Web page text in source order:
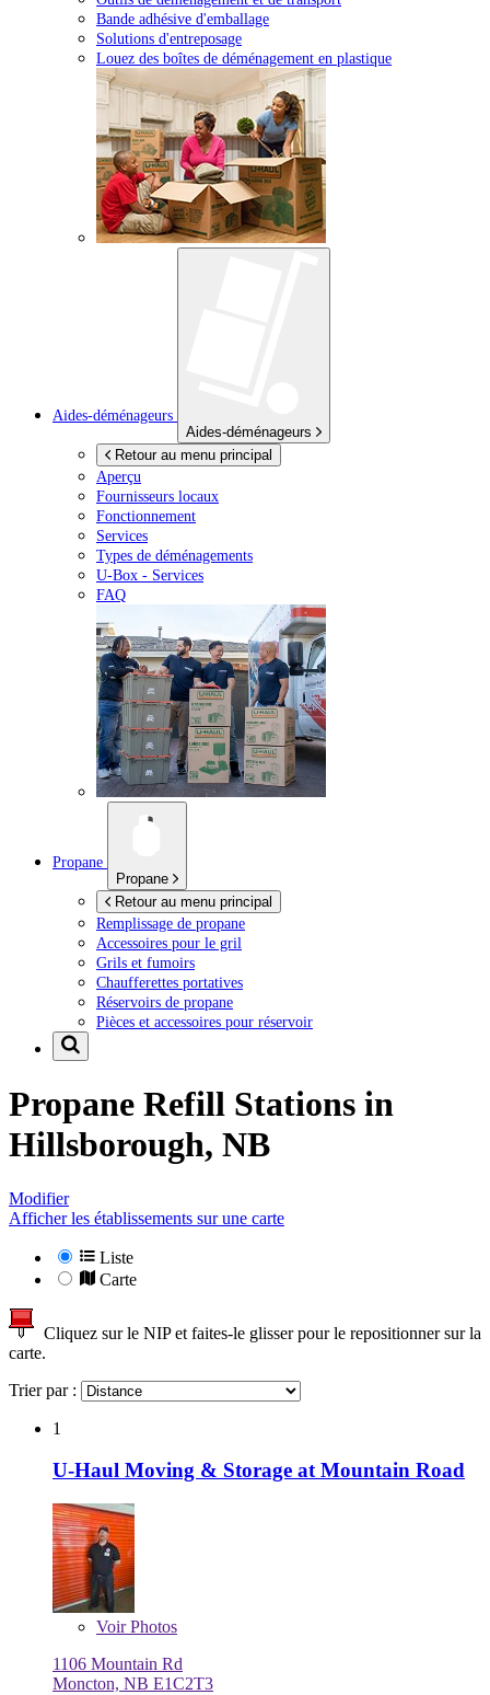
Bande adhésive d'emballage
Solutions d'entreposage
Louez des boîtes de déménagement en plastique
Aides-déménageurs
Aides-déménageurs
Retour au menu principal
Aperçu
Fournisseurs locaux
Fonctionnement
Services
Types de déménagements
U-Box - Services
FAQ
Propane
Propane
Retour au menu principal
Remplissage de propane
Accessoires pour le gril
Grils et fumoirs
Chaufferettes portatives
Réservoirs de propane
Pièces et accessoires pour réservoir
Propane Refill Stations in
Hillsborough, NB
Modifier
Afficher les établissements sur une carte
Liste
Carte
Cliquez sur le NIP et faites-le glisser pour le repositionner sur la
carte.
Trier par :
1
U-Haul Moving & Storage at Mountain Road
VoirPhotos
1106 Mountain Rd
Moncton, NB E1C2T3